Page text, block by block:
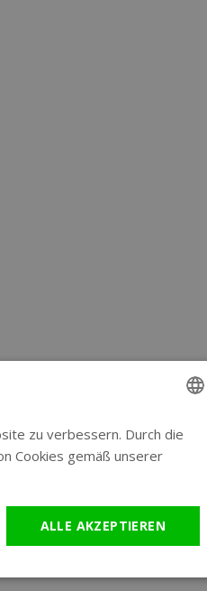
ENGLISH
zu verbessern. Durch die
Cookies gemäß unserer
ALLE AKZEPTIEREN